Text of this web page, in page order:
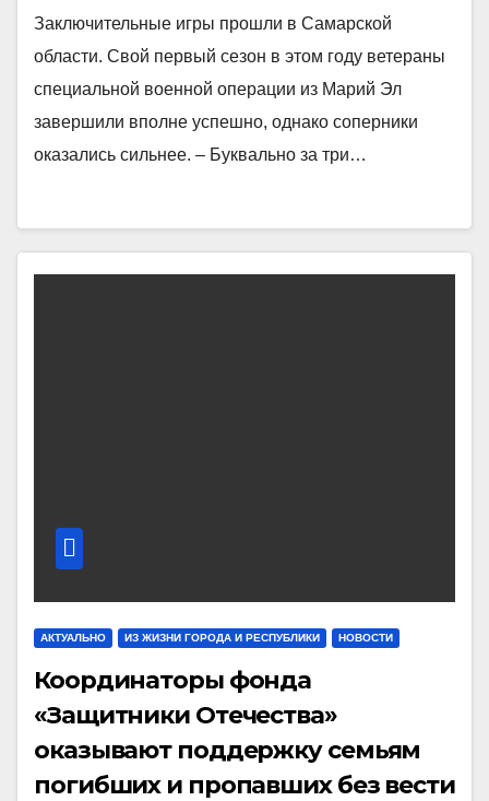
Заключительные игры прошли в Самарской
области. Свой первый сезон в этом году ветераны
специальной военной операции из Марий Эл
завершили вполне успешно, однако соперники
оказались сильнее. – Буквально за три…
АКТУАЛЬНО ИЗ ЖИЗНИ ГОРОДА И РЕСПУБЛИКИ НОВОСТИ
Координаторы фонда
«Защитники Отечества»
оказывают поддержку семьям
погибших и пропавших без вести